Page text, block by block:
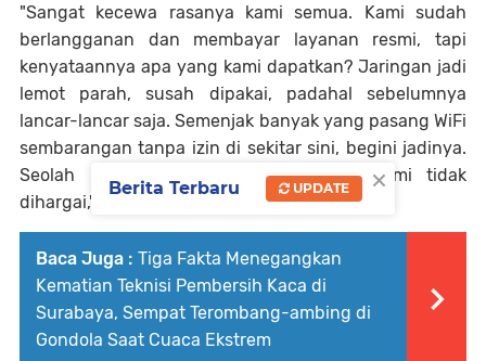
"Sangat kecewa rasanya kami semua. Kami sudah
berlangganan dan membayar layanan resmi, tapi
kenyataannya apa yang kami dapatkan? Jaringan jadi
lemot parah, susah dipakai, padahal sebelumnya
lancar-lancar saja. Semenjak banyak yang pasang WiFi
sembarangan tanpa izin di sekitar sini, begini jadinya.
Seolah hak kami sebagai pelanggan resmi tidak
dihargai," ungkap Nor dengan nada kesal.
Baca Juga : Tiga Fakta Menegangkan
Kematian Teknisi Pembersih Kaca di
Surabaya, Sempat Terombang-ambing di
Gondola Saat Cuaca Ekstrem
×
Berita Terbaru UPDATE